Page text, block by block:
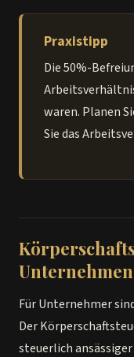
Praxistipp
Die 50%-
waren. Planen
Sie das
Für Unternehmer
Der
steuerlich